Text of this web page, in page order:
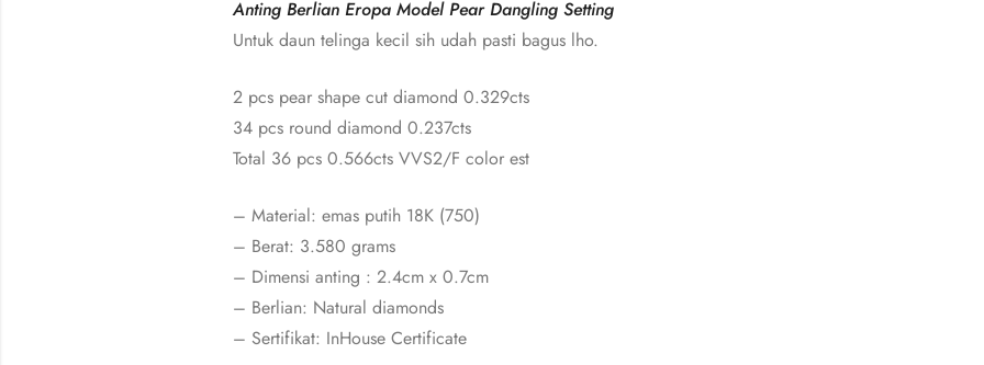
Anting Berlian Eropa Model Pear Dangling Setting
Untuk daun telinga kecil sih udah pasti bagus lho.
2 pcs pear shape cut diamond 0.329cts
34 pcs round diamond 0.237cts
Total 36 pcs 0.566cts VVS2/F color est
– Material: emas putih 18K (750)
– Berat: 3.580 grams
– Dimensi anting : 2.4cm x 0.7cm
– Berlian: Natural diamonds
– Sertifikat: InHouse Certificate